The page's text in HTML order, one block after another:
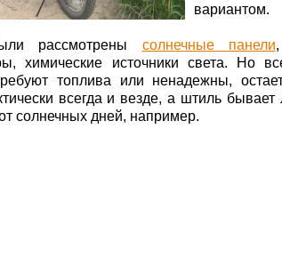
вариантом.
рассмотрены солнечные панели
химические источники света. Но
топлива или ненадежны,
всегда и везде, а штиль
солнечных дней, например.